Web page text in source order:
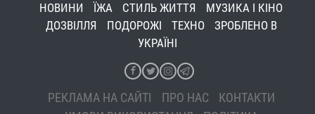
НОВИНИ ЇЖА СТИЛЬ ЖИТТЯ
МУЗИКА І КІНО
ДОЗВІЛЛЯ
ПОДОРОЖІ ТЕХНО
ЗРОБЛЕНО В
УКРАЇНІ
РЕКЛАМА НА САЙТІ ПРО НАС
КОНТАКТИ